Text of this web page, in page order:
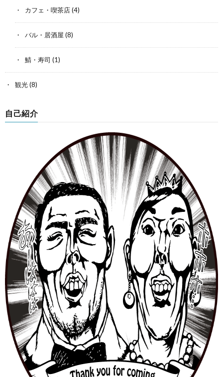
カフェ・喫茶店(4)
バル・居酒屋 (8)
鯖・寿司 (1)
観光(8)
自己紹介